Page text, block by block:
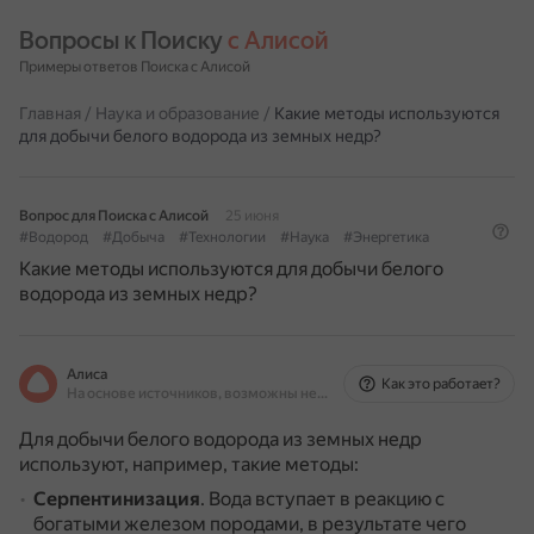
Вопросы к Поиску с Алисой
Примеры ответов Поиска с Алисой
Главная / Наука и образование / Какие методы используются
для добычи белого водорода из земных недр?
Вопрос для Поиска с Алисой
25 июня
#Водород
#Добыча #Технологии #Наука #Энергетика
Какие методы используются для добычи белого
водорода из земных недр?
Алиса
На основе источников, возможны неточности
Как это работает?
Для добычи белого водорода из земных недр
используют, например, такие методы:
Серпентинизация. Вода вступает в реакцию с
богатыми железом породами, в результате чего